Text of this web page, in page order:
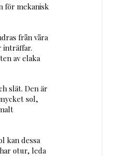
för mekanisk
från våra
inträffar.
av elaka
slät. Den är
sol,
kan dessa
otur, leda